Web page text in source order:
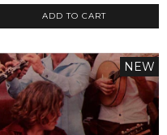
ADD TO CART
NEW